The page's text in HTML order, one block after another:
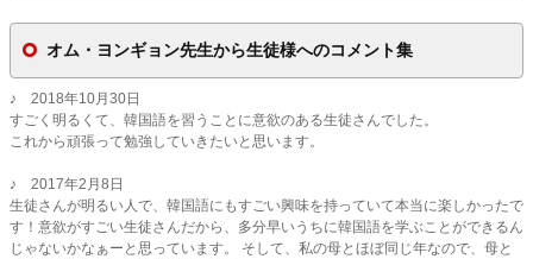
オム・ヨンギョン先生から生徒様へのコメント集
♪ 2018年10月30日
すごく明るくて、韓国語を習うことに意欲のある生徒さんでした。
これから頑張って勉強していきたいと思います。
♪ 2017年2月8日
生徒さんが明るい人で、韓国語にもすごい興味を持っていて本当に楽しかったで
す！意欲がすごい生徒さんだから、多分早いうちに韓国語を学ぶことができるん
じゃないかなぁーと思っています。 そして、私の母とほぼ同じ年なので、母と